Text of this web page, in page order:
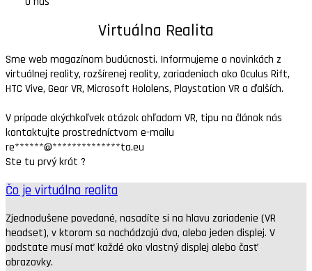
Virtuálna Realita
Sme web magazínom budúcnosti. Informujeme o novinkách z
virtuálnej reality, rozšírenej reality, zariadeniach ako Oculus Rift,
HTC Vive, Gear VR, Microsoft Hololens, Playstation VR a ďalších.
V prípade akýchkoľvek otázok ohľadom VR, tipu na článok nás
kontaktujte prostredníctvom e-mailu
re******@**************ta.eu
Ste tu prvý krát ?
Čo je virtuálna realita
Zjednodušene povedané, nasadíte si na hlavu zariadenie (VR
headset), v ktorom sa nachádzajú dva, alebo jeden displej. V
podstate musí mať každé oko vlastný displej alebo časť
obrazovky.